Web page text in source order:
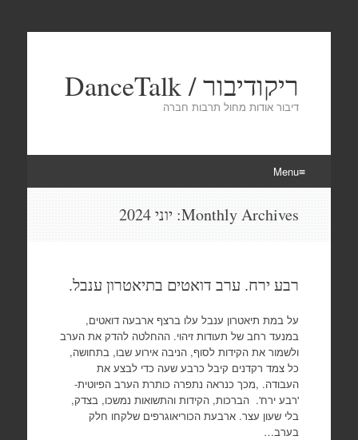
ריקודיבור / DanceTalk
דיבור אודות מחול תרבות חברה
Menu
Monthly Archives: יוני 2024
רבע ירח. ערב דואטים בתיאטרון ענבל.
על במת תיאטרון ענבל עלו ברצף ארבעה דואטים,
במנעד רחב של תעודות זיהוי. ההחלטה להדק את הערב
ולשמור את הקידות לסוף, הניבה אירוע שבו, בתחושה,
כל צמד רקדנים קיבל כרבע שעה כדי לבצע את
העבודה. ,מכך כנראה נתפרה כותרת הערב הפיוטית-
'רבע ירח'. הברכות, הקידות והתשואות נמשכו, בצדק,
בלי שעון עצר. ארבעת הכוריאוגרפים שלקחו חלק
בערב…